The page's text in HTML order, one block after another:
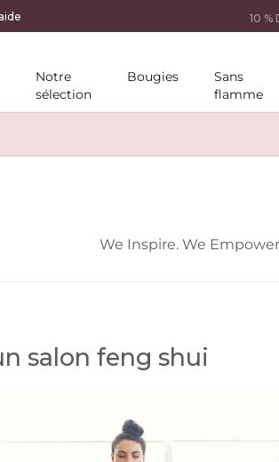
10 %
Notre
sélection
Bougies
Sans
flamme
We Inspire. We
salon feng shui